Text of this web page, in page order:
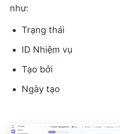
như:
Trạng thái
ID Nhiệm vụ
Tạo bởi
Ngày tạo